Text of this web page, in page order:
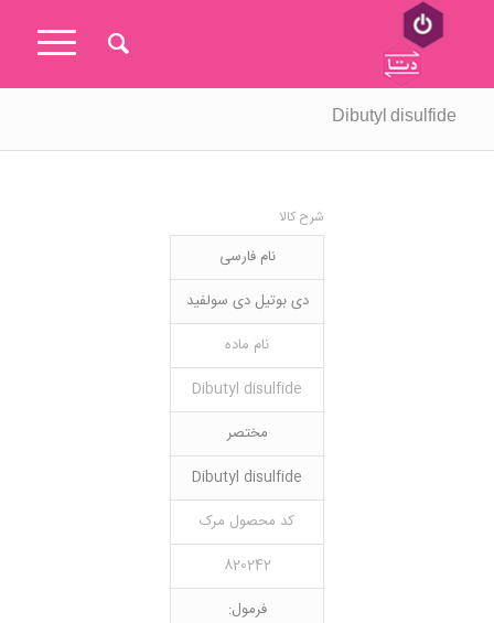
Dibutyl disulfide
شرح کالا
نام فارسی
دی بوتیل دی سولفید
نام ماده
Dibutyl disulfide
مختصر
Dibutyl disulfide
کد محصول مرک
820242
فرمول: